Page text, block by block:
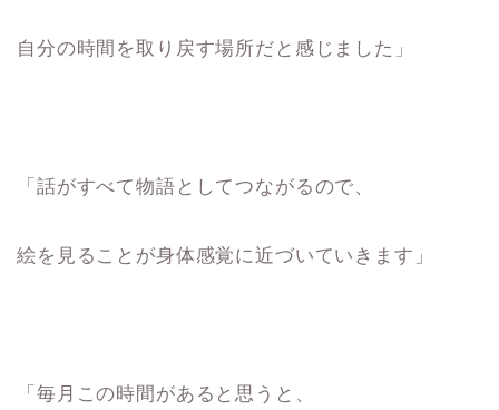
自分の時間を取り戻す場所だと感じました」
「話がすべて物語としてつながるので、
絵を見ることが身体感覚に近づいていきます」
「毎月この時間があると思うと、